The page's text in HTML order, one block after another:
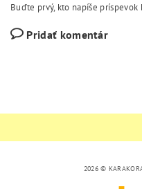
Buďte prvý, kto napíše
Pridať komentár
2026 ©